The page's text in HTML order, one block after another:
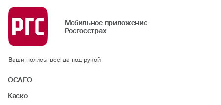
Мобильное приложение
Росгосстрах
Ваши полисы всегда под рукой
ОСАГО
Каско